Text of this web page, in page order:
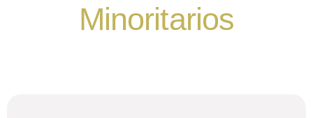
Minoritarios